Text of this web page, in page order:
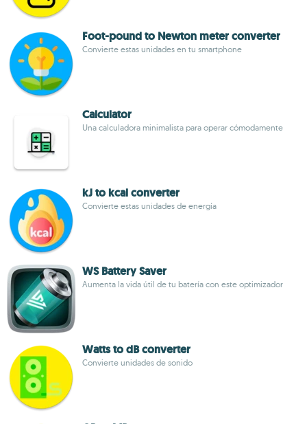
Foot-pound to Newton meter converter
Convierte estas unidades en tu smartphone
Calculator
Una calculadora minimalista para operar cómodamente
kJ to kcal converter
Convierte estas unidades de energía
WS Battery Saver
Aumenta la vida útil de tu batería con este optimizador
Watts to dB converter
Convierte unidades de sonido